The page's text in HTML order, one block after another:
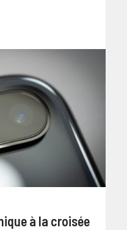
à la croisée